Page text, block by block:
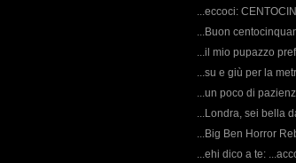
...eccoci:
...Buon
...il mio pupazzo
...su e giù per la
...un poco di
...Londra, sei bella
...Big Ben Horror
...ehi dico a te: